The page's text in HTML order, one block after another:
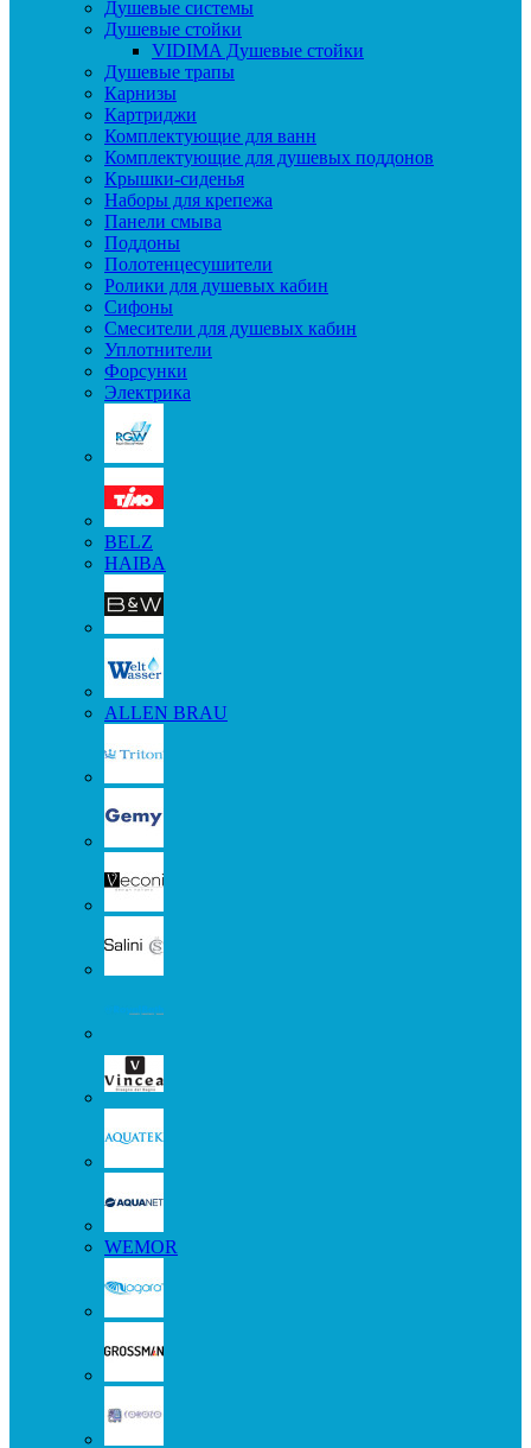
Душевые системы
Душевые стойки
VIDIMA Душевые стойки
Душевые трапы
Карнизы
Картриджи
Комплектующие для ванн
Комплектующие для душевых поддонов
Крышки-сиденья
Наборы для крепежа
Панели смыва
Поддоны
Полотенцесушители
Ролики для душевых кабин
Сифоны
Смесители для душевых кабин
Уплотнители
Форсунки
Электрика
BELZ
HAIBA
ALLEN BRAU
WEMOR